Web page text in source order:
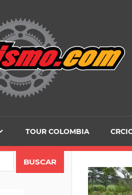
TOUR COLOMBIA